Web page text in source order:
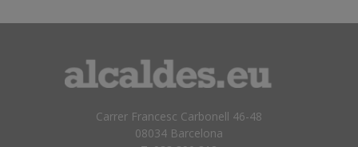
Carrer Francesc Carbonell 46-48
08034 Barcelona